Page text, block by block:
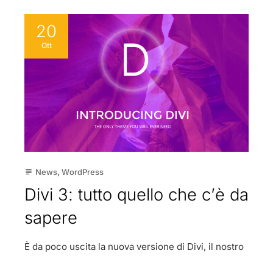
20
Ott
subject News, WordPress
Divi 3: tutto quello che c’è da
sapere
È da poco uscita la nuova versione di Divi, il nostro